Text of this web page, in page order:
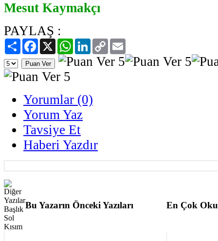
Mesut Kaymakçı
PAYLAŞ :
PaylaşFacebook
X WhatsAppLinkedIn
Copy
Link
Yorumlar (0)
Yorum Yaz
Tavsiye Et
Haberi Yazdır
Bu Yazarın Önceki Yazıları En Çok